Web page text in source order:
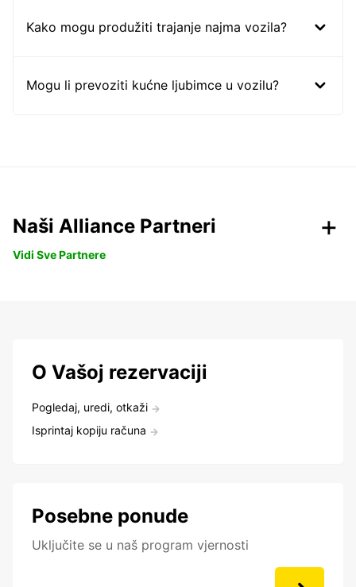
Kako mogu produžiti trajanje najma vozila?
Mogu li prevoziti kućne ljubimce u vozilu?
Naši Alliance Partneri
Vidi Sve Partnere
O Vašoj rezervaciji
Pogledaj, uredi, otkaži
Isprintaj kopiju računa
Posebne ponude
Uključite se u naš program vjernosti